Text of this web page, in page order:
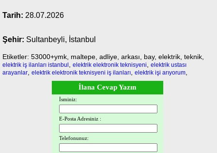
Tarih: 28.07.2026
Şehir: Sultanbeyli, İstanbul
Etiketler: 53000+ymk, maltepe, adliye, arkası, bay, elektrik, teknik,
elektrik iş ilanları istanbul elektrik elektronik teknisyeni
elektrik ustası
arayanlar elektrik elektronik teknisyeni iş ilanları elektrik işi arıyorum
İlana Cevap Yazın
İsminiz:
E-Posta Adresiniz :
Telefonunuz: